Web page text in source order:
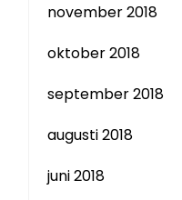
november 2018
oktober 2018
september 2018
augusti 2018
juni 2018